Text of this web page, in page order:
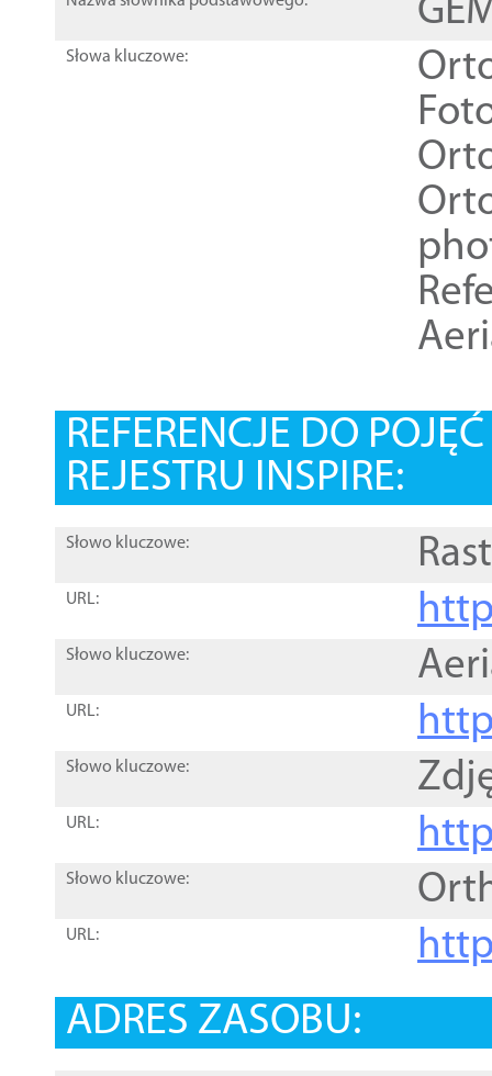
Słowa kluczowe:
REFERENCJE DO
REJESTRU INSPIRE:
Słowo kluczowe:
URL:
Słowo kluczowe:
URL:
Słowo kluczowe:
URL:
Słowo kluczowe:
URL:
ADRES ZASOBU: